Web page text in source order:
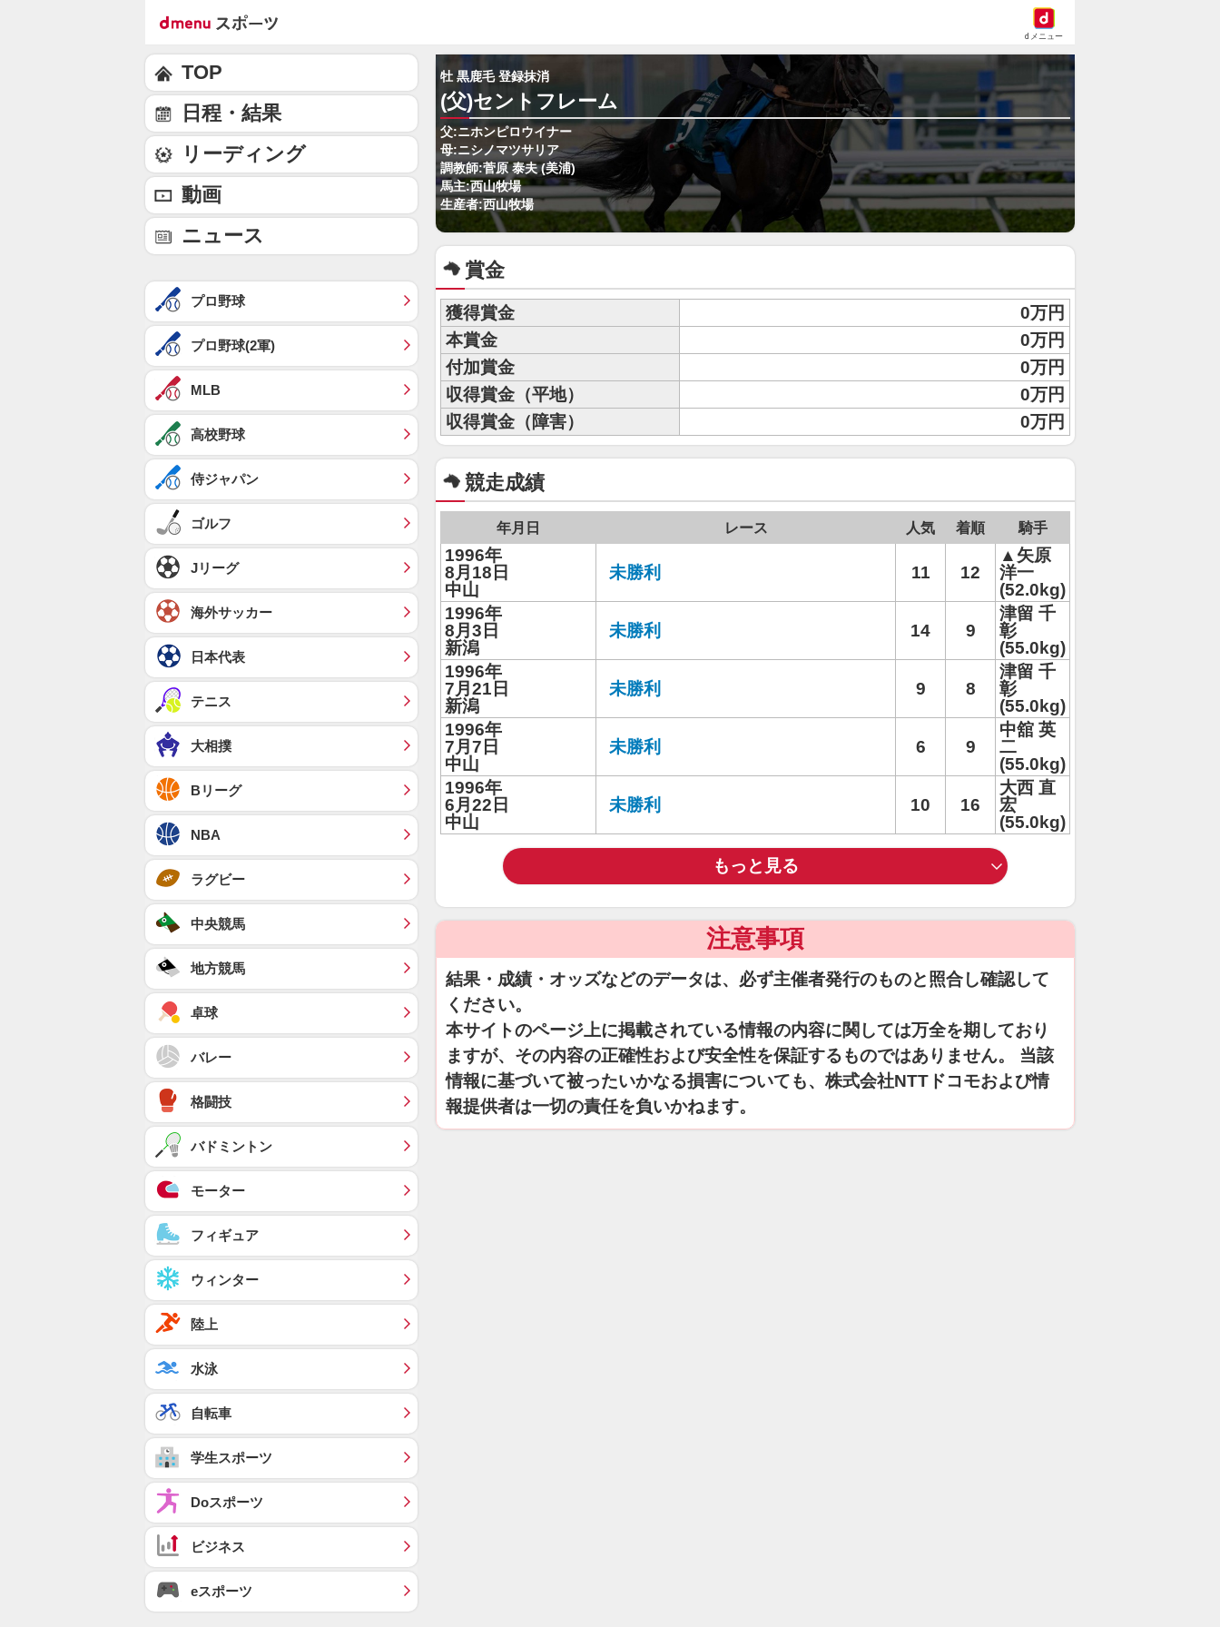
dメニュー
牡 黒鹿毛 登録抹消
(父)セントフレーム
父:ニホンピロウイナー
母:ニシノマツサリア
調教師:菅原 泰夫 (美浦)
馬主:西山牧場
生産者:西山牧場
賞金
獲得賞金
0万円
本賞金
0万円
付加賞金
0万円
収得賞金（平地）
0万円
収得賞金（障害）
0万円
競走成績
年月日 レース 人気 着順 騎手
1996年
8月18日
中山
未勝利 11 12
▲矢原
洋一
(52.0kg)
1996年
8月3日
新潟
未勝利 14 9
津留 千
彰
(55.0kg)
1996年
7月21日
新潟
未勝利 9 8
津留 千
彰
(55.0kg)
1996年
7月7日
中山
未勝利 6 9
中舘 英
二
(55.0kg)
1996年
6月22日
中山
未勝利 10 16
大西 直
宏
(55.0kg)
もっと見る
注意事項
結果・成績・オッズなどのデータは、必ず主催者発行のものと照合し確認して
ください。
本サイトのページ上に掲載されている情報の内容に関しては万全を期しており
ますが、その内容の正確性および安全性を保証するものではありません。 当該
情報に基づいて被ったいかなる損害についても、株式会社NTTドコモおよび情
報提供者は一切の責任を負いかねます。
TOP
日程・結果
リーディング
動画
ニュース
プロ野球
プロ野球(2軍)
MLB
高校野球
侍ジャパン
ゴルフ
Jリーグ
海外サッカー
日本代表
テニス
大相撲
Bリーグ
NBA
ラグビー
中央競馬
地方競馬
卓球
バレー
格闘技
バドミントン
モーター
フィギュア
ウィンター
陸上
水泳
自転車
学生スポーツ
Doスポーツ
ビジネス
eスポーツ